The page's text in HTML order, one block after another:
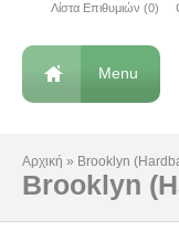
Λίστα Επιθυμιών (0)
Menu
Αρχική » Brooklyn
Brooklyn